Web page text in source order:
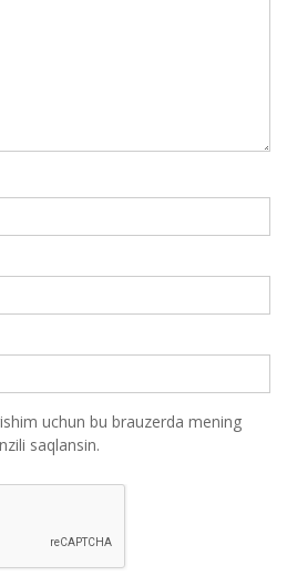
uchun bu brauzerda mening
saqlansin.